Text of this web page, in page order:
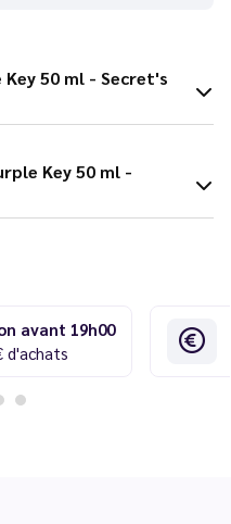
avant 19h00
d'achats